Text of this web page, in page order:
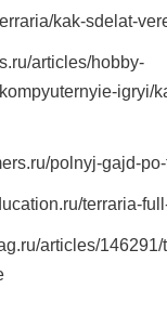
kak-sdelat-
articles/hobby-
igryi/
polnyj-gajd-
terraria-
articles/